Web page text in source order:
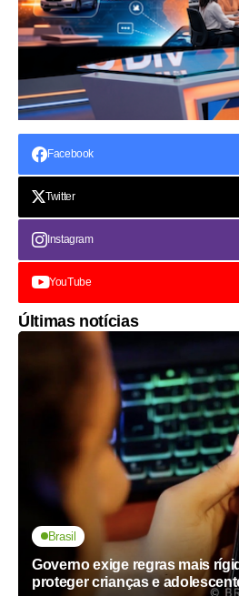
Facebook
Twitter
Instagram
YouTube
Últimas notícias
Brasil
Governo exige regras mais
proteger crianças e